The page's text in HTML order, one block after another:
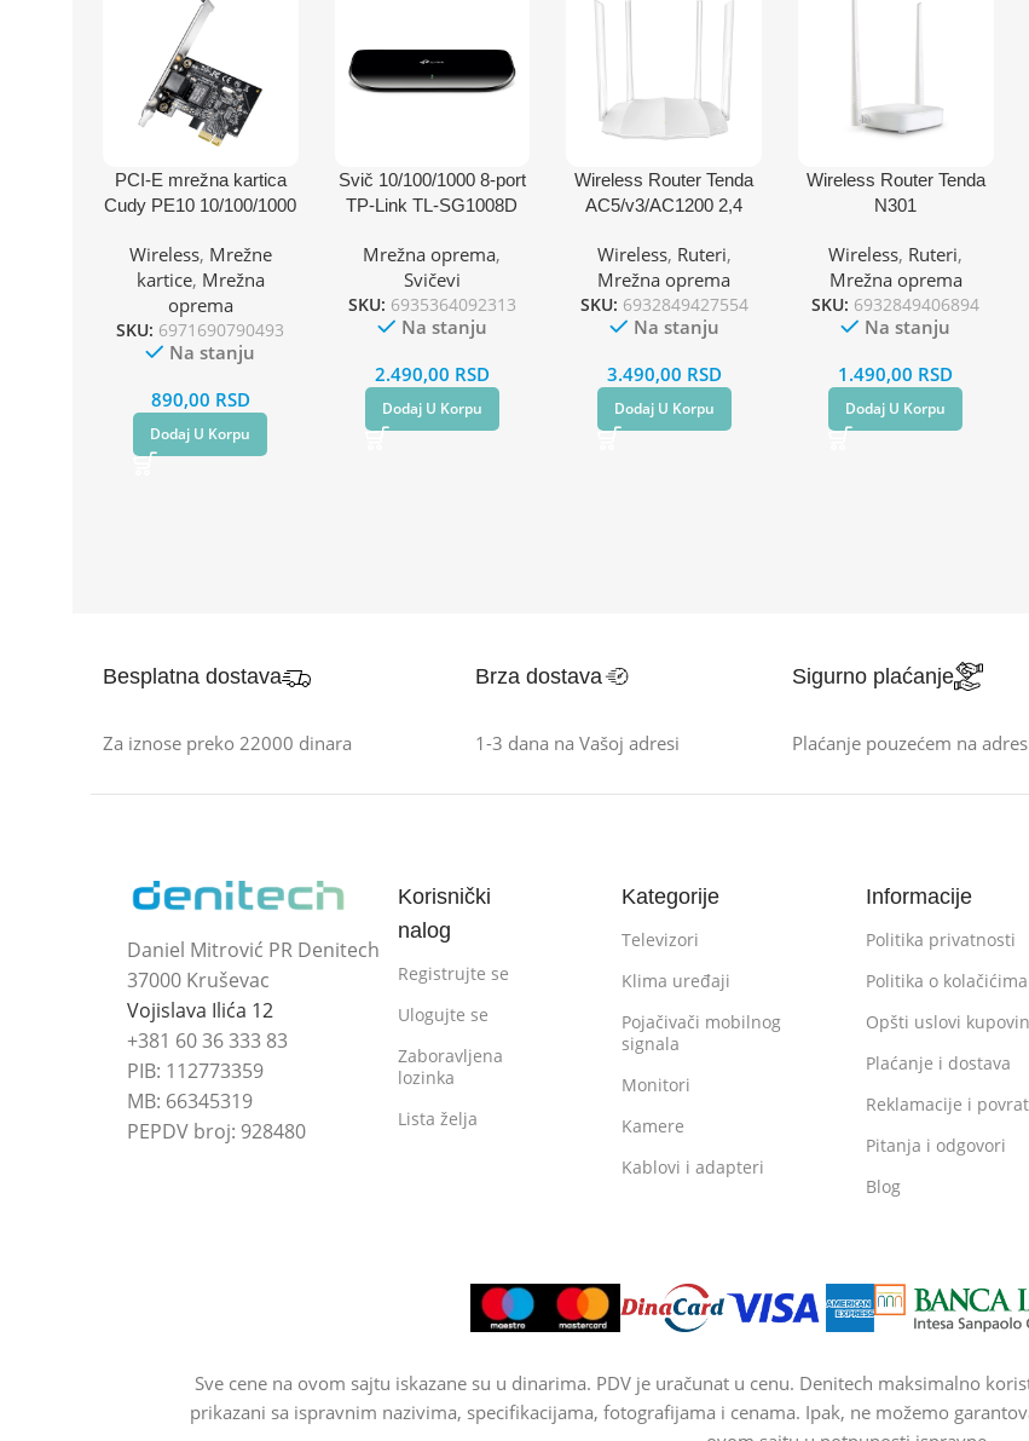
PCI-E mrežna kartica
Cudy PE10 10/100/1000
Wireless, Mrežne
kartice, Mrežna
oprema
SKU: 6971690790493
Na stanju
890,00 RSD
Dodaj U Korpu
Svič 10/100/1000 8-port
TP-Link TL-SG1008D
Mrežna oprema,
Svičevi
SKU: 6935364092313
Na stanju
2.490,00 RSD
Dodaj U Korpu
Wireless Router Tenda
AC5/v3/AC1200 2,4
GHz/4x6dbi/1WAN/3LA
N/Repeater/AP
Wireless, Ruteri,
Mrežna oprema
SKU: 6932849427554
Na stanju
3.490,00 RSD
Dodaj U Korpu
Wireless Router Tenda
N301
eater/2,4GHz/1WAN/3L
AN/client + AP
Wireless, Ruteri,
Mrežna oprema
SKU: 6932849406894
Na stanju
1.490,00 RSD
Dodaj U Korpu
Besplatna dostava
Za iznose preko 22000 dinara
Brza dostava
1-3 dana na Vašoj adresi
Sigurno plaćanje
Plaćanje pouzećem na
Daniel Mitrović PR Denitech
37000 Kruševac
Vojislava Ilića 12
+381 60 36 333 83
PIB: 112773359
MB: 66345319
PEPDV broj: 928480
Korisnički
nalog
Registrujte se
Ulogujte se
Zaboravljena
lozinka
Lista želja
Kategorije
Televizori
Klima uređaji
Pojačivači mobilnog
signala
Monitori
Kamere
Kablovi i adapteri
Informacije
Politika privatnosti
Politika o kolačićima
Opšti uslovi
Plaćanje i dostava
Reklamacije i povrat
Pitanja i odgovori
Blog
Sve cene na ovom sajtu iskazane su u dinarima. PDV je uračunat u cenu. Denitech maksimalno
prikazani sa ispravnim nazivima, specifikacijama, fotografijama i cenama. Ipak, ne možemo